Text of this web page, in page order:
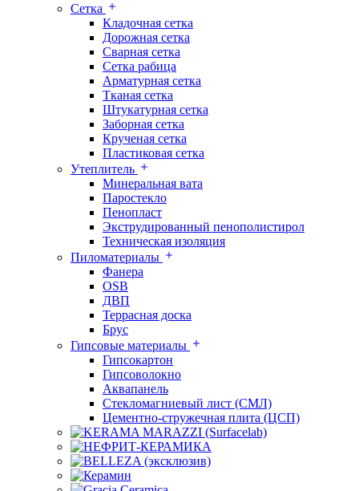
Сетка
Кладочная сетка
Дорожная сетка
Сварная сетка
Сетка рабица
Арматурная сетка
Тканая сетка
Штукатурная сетка
Заборная сетка
Крученая сетка
Пластиковая сетка
Утеплитель
Минеральная вата
Паростекло
Пенопласт
Экструдированный пенополистирол
Техническая изоляция
Пиломатериалы
Фанера
OSB
ДВП
Террасная доска
Брус
Гипсовые материалы
Гипсокартон
Гипсоволокно
Аквапанель
Стекломагниевый лист (СМЛ)
Цементно-стружечная плита (ЦСП)